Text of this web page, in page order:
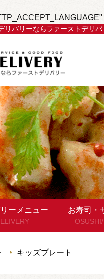
リバリーならファーストデリバ
ーメニュー お寿司・
キッズプレート